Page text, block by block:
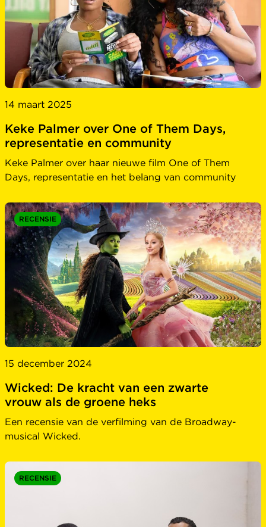
14 maart 2025
Keke Palmer over One of Them Days,
representatie en community
Keke Palmer over haar nieuwe film One of Them
Days, representatie en het belang van community
RECENSIE
15 december 2024
Wicked: De kracht van een zwarte
vrouw als de groene heks
Een recensie van de verfilming van de Broadway-
musical Wicked.
RECENSIE